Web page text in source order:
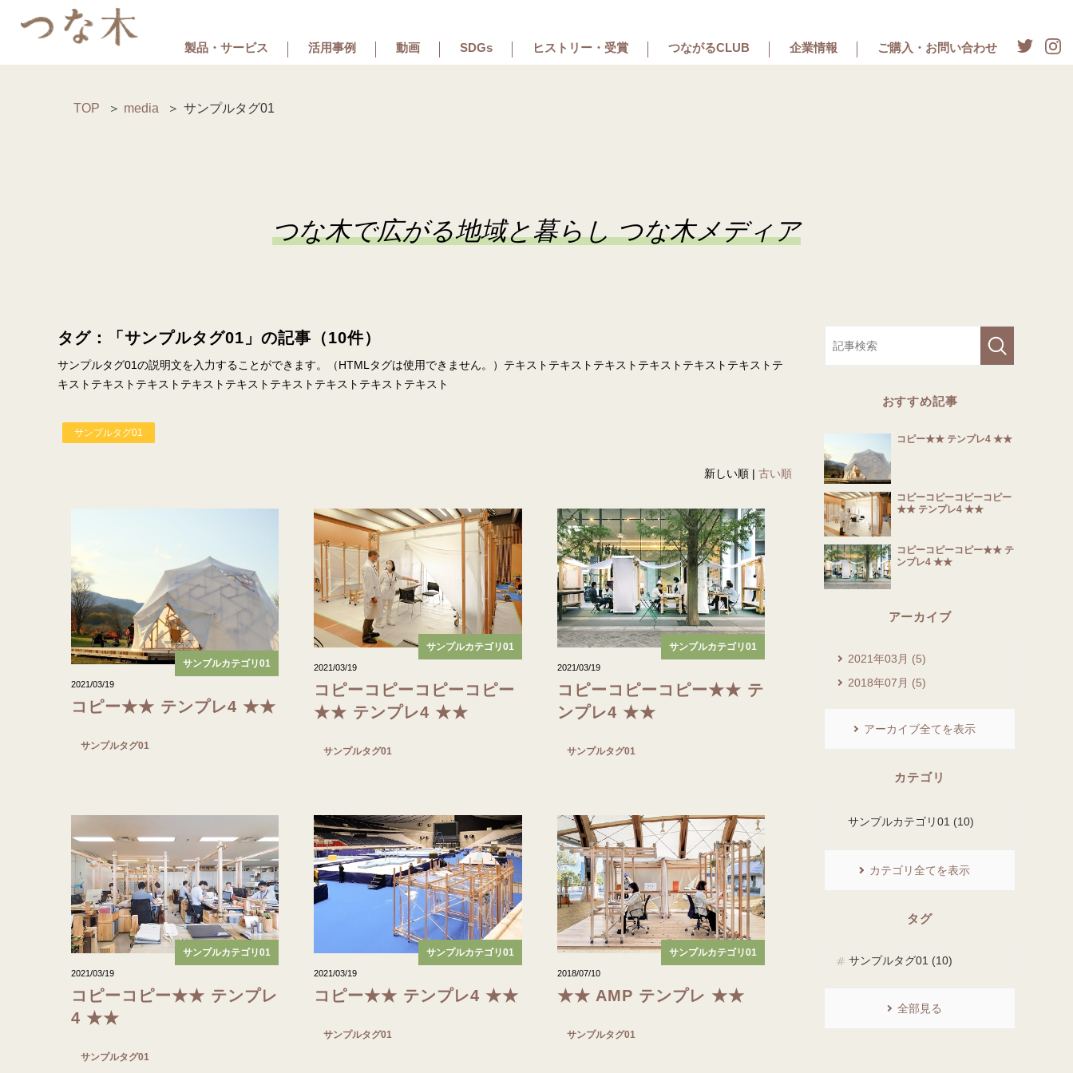
製品・サービス 活用事例 動画 SDGs ヒストリー・受賞 つながるCLUB 企業情報 ご購入・お問い合わせ
TOP media サンプルタグ01
つな木で広がる地域と暮らし つな木メディア
タグ：「サンプルタグ01」の記事（10件）
サンプルタグ01の説明文を入力することができます。（HTMLタグは使用できません。）テキストテキストテキストテキストテキストテキストテ
キストテキストテキストテキストテキストテキストテキストテキストテキスト
サンプルタグ01
新しい順 | 古い順
サンプルカテゴリ01
2021/03/19
コピー★★ テンプレ4 ★★
サンプルタグ01
サンプルカテゴリ01
2021/03/19
コピーコピーコピーコピー
★★ テンプレ4 ★★
サンプルタグ01
サンプルカテゴリ01
2021/03/19
コピーコピーコピー★★ テ
ンプレ4 ★★
サンプルタグ01
サンプルカテゴリ01
2021/03/19
コピーコピー★★ テンプレ
4 ★★
サンプルタグ01
サンプルカテゴリ01
2021/03/19
コピー★★ テンプレ4 ★★
サンプルタグ01
サンプルカテゴリ01
2018/07/10
★★ AMP テンプレ ★★
サンプルタグ01
おすすめ記事
コピー★★ テンプレ4 ★★
コピーコピーコピーコピー
★★ テンプレ4 ★★
コピーコピーコピー★★ テ
ンプレ4 ★★
アーカイブ
2021年03月 (5)
2018年07月 (5)
アーカイブ全てを表示
カテゴリ
サンプルカテゴリ01 (10)
カテゴリ全てを表示
タグ
サンプルタグ01 (10)
全部見る